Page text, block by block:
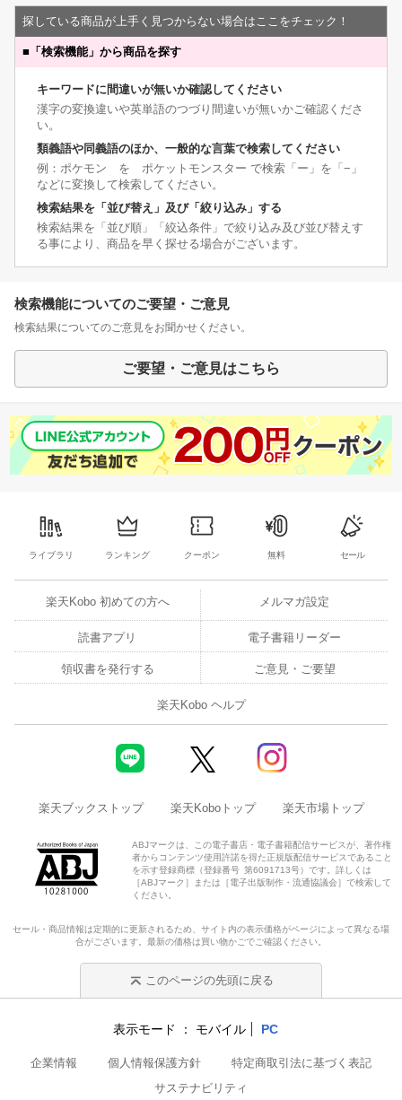
探している商品が上手く見つからない場合はここをチェック！
■ 「検索機能」から商品を探す
キーワードに間違いが無いか確認してください
漢字の変換違いや英単語のつづり間違いが無いかご確認くださ
い。
類義語や同義語のほか、一般的な言葉で検索してください
例：ポケモン を ポケットモンスター で検索「ー」を「−」
などに変換して検索してください。
検索結果を「並び替え」及び「絞り込み」する
検索結果を「並び順」「絞込条件」で絞り込み及び並び替えす
る事により、商品を早く探せる場合がございます。
検索機能についてのご要望・ご意見
検索結果についてのご意見をお聞かせください。
ご要望・ご意見はこちら
ライブラリ ランキング クーポン 無料 セール
楽天Kobo 初めての方へ メルマガ設定
読書アプリ 電子書籍リーダー
領収書を発行する ご意見・ご要望
楽天Kobo ヘルプ
楽天ブックストップ 楽天Koboトップ 楽天市場トップ
ABJマークは、この電子書店・電子書籍配信サービスが、著作権
者からコンテンツ使用許諾を得た正規版配信サービスであること
を示す登録商標（登録番号 第6091713号）です。詳しくは
［ABJマーク］または［電子出版制作・流通協議会］で検索して
ください。
セール・商品情報は定期的に更新されるため、サイト内の表示価格がページによって異なる場
合がございます。最新の価格は買い物かごでご確認ください。
このページの先頭に戻る
表示モード モバイル PC
企業情報 個人情報保護方針
特定商取引法に基づく表記
サステナビリティ